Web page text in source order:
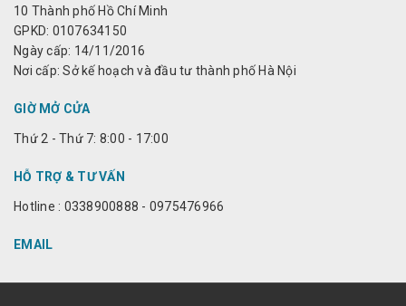
10 Thành phố Hồ Chí Minh
GPKD: 0107634150
Ngày cấp: 14/11/2016
Nơi cấp: Sở kế hoạch và đầu tư thành phố Hà Nội
GIỜ MỞ CỬA
Thứ 2 - Thứ 7: 8:00 - 17:00
HỖ TRỢ & TƯ VẤN
Hotline : 0338900888 - 0975476966
EMAIL